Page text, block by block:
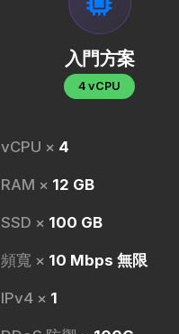
入門方案
4 vCPU
vCPU × 4
RAM × 12 GB
SSD × 100 GB
頻寬 × 10 Mbps 無限
IPv4 × 1